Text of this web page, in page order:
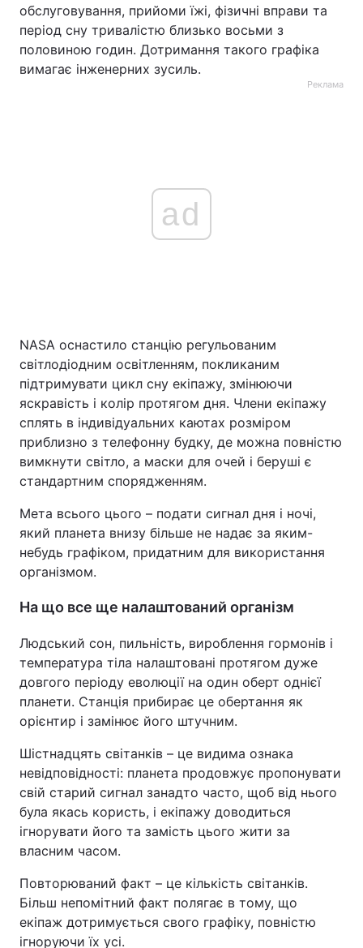
обслуговування, прийоми їжі, фізичні вправи та
період сну тривалістю близько восьми з
половиною годин. Дотримання такого графіка
вимагає інженерних зусиль.
Реклама
ad
NASA оснастило станцію регульованим
світлодіодним освітленням, покликаним
підтримувати цикл сну екіпажу, змінюючи
яскравість і колір протягом дня. Члени екіпажу
сплять в індивідуальних каютах розміром
приблизно з телефонну будку, де можна повністю
вимкнути світло, а маски для очей і беруші є
стандартним спорядженням.
Мета всього цього – подати сигнал дня і ночі,
який планета внизу більше не надає за яким-
небудь графіком, придатним для використання
організмом.
На що все ще налаштований організм
Людський сон, пильність, вироблення гормонів і
температура тіла налаштовані протягом дуже
довгого періоду еволюції на один оберт однієї
планети. Станція прибирає це обертання як
орієнтир і замінює його штучним.
Шістнадцять світанків – це видима ознака
невідповідності: планета продовжує пропонувати
свій старий сигнал занадто часто, щоб від нього
була якась користь, і екіпажу доводиться
ігнорувати його та замість цього жити за
власним часом.
Повторюваний факт – це кількість світанків.
Більш непомітний факт полягає в тому, що
екіпаж дотримується свого графіку, повністю
ігноруючи їх усі.